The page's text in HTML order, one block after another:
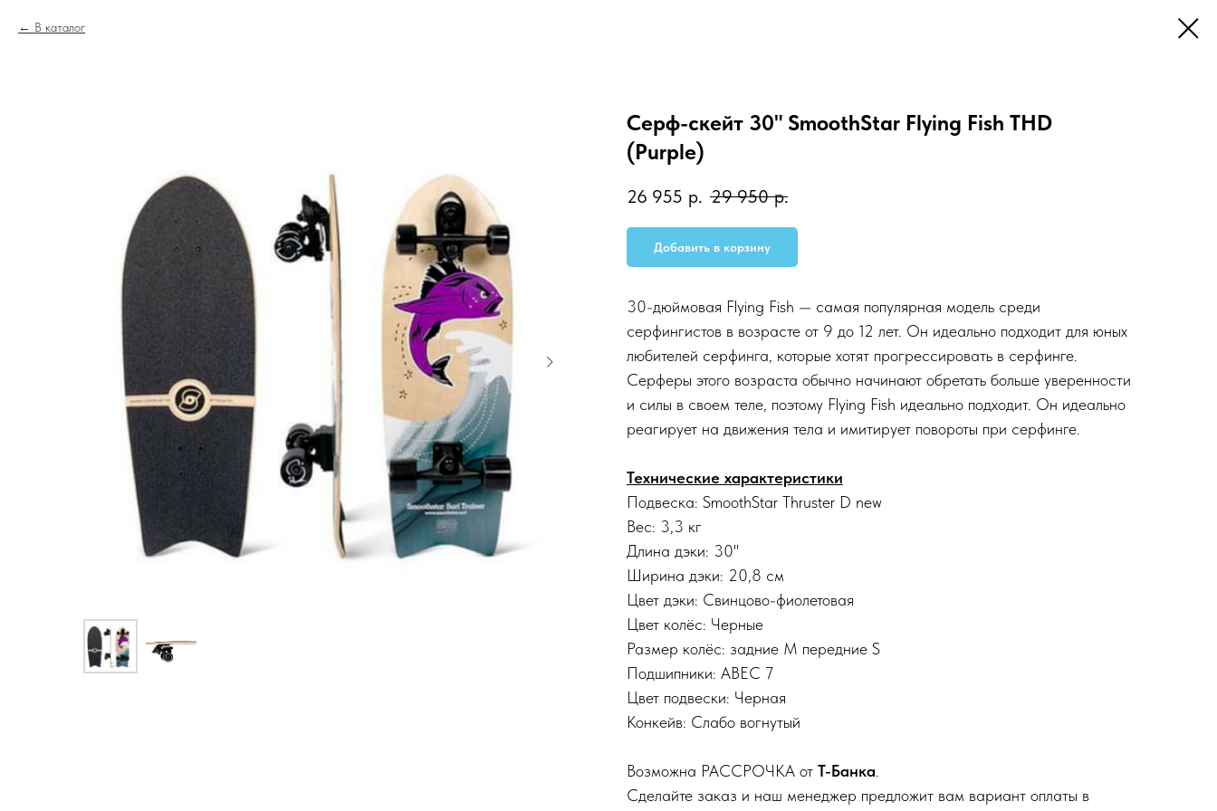
В каталог
Серф-скейт 30" SmoothStar Flying Fish THD
(Purple)
26 955 р. 29 950 р.
Добавить в корзину
30-дюймовая Flying Fish — самая популярная модель среди
серфингистов в возрасте от 9 до 12 лет. Он идеально подходит для юных
любителей серфинга, которые хотят прогрессировать в серфинге.
Серферы этого возраста обычно начинают обретать больше уверенности
и силы в своем теле, поэтому Flying Fish идеально подходит. Он идеально
реагирует на движения тела и имитирует повороты при серфинге.
Технические характеристики
Подвеска: SmoothStar Thruster D new
Вес: 3,3 кг
Длина дэки: 30"
Ширина дэки: 20,8 см
Цвет дэки: Свинцово-фиолетовая
Цвет колёс: Черные
Размер колёс: задние М передние S
Подшипники: ABEC 7
Цвет подвески: Черная
Конкейв: Слабо вогнутый
Возможна РАССРОЧКА от Т-Банка.
Сделайте заказ и наш менеджер предложит вам вариант оплаты в